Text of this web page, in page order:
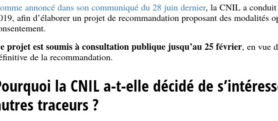
annoncé dans son communiqué du 28 juin dernier, la CNIL a conduit
afin d’élaborer un projet de recommandation proposant des modalités
projet est soumis à consultation publique jusqu’au 25 février, en vue
de la recommandation.
la CNIL a-t-elle décidé de
traceurs ?